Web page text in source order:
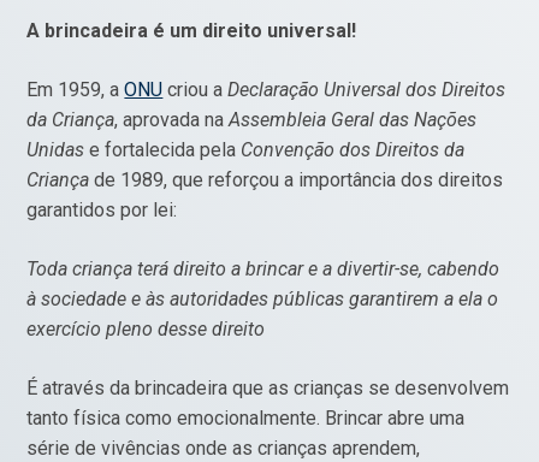
A brincadeira é um direito universal!
Em 1959, aONU criou aDeclaração Universal dos Direitos
da Criança, aprovada naAssembleia Geral das Nações
Unidas e fortalecida pela Convenção dos Direitos da
Criança de 1989, que reforçou a importância dos direitos
garantidos por lei:
Toda criança terá direito a brincar e a divertir-se, cabendo
à sociedade e às autoridades públicas garantirem a ela o
exercício pleno desse direito
É através da brincadeira que as crianças se desenvolvem
tanto física como emocionalmente. Brincar abre uma
série de vivências onde as crianças aprendem,